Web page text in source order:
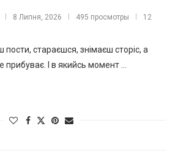
8 Липня, 2026 495 просмотры
12
пости, стараєшся, знімаєш сторіс, а
прибуває. І в якийсь момент …